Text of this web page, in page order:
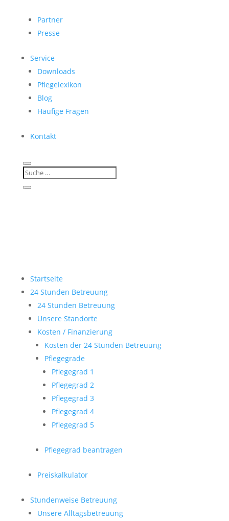
Partner
Presse
Service
Downloads
Pflegelexikon
Blog
Häufige Fragen
Kontakt
Startseite
24 Stunden Betreuung
24 Stunden Betreuung
Unsere Standorte
Kosten / Finanzierung
Kosten der 24 Stunden Betreuung
Pflegegrade
Pflegegrad 1
Pflegegrad 2
Pflegegrad 3
Pflegegrad 4
Pflegegrad 5
Pflegegrad beantragen
Preiskalkulator
Stundenweise Betreuung
Unsere Alltagsbetreuung